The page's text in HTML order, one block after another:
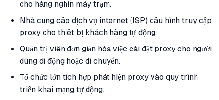
cho hàng nghìn máy trạm.
Nhà cung cấp dịch vụ internet (ISP) cấu hình truy cập
proxy cho thiết bị khách hàng tự động.
Quản trị viên đơn giản hóa việc cài đặt proxy cho người
dùng di động hoặc di chuyển.
Tổ chức lớn tích hợp phát hiện proxy vào quy trình
triển khai mạng tự động.